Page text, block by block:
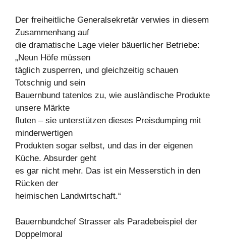
Der freiheitliche Generalsekretär verwies in diesem
Zusammenhang auf
die dramatische Lage vieler bäuerlicher Betriebe:
„Neun Höfe müssen
täglich zusperren, und gleichzeitig schauen
Totschnig und sein
Bauernbund tatenlos zu, wie ausländische Produkte
unsere Märkte
fluten – sie unterstützen dieses Preisdumping mit
minderwertigen
Produkten sogar selbst, und das in der eigenen
Küche. Absurder geht
es gar nicht mehr. Das ist ein Messerstich in den
Rücken der
heimischen Landwirtschaft.“
Bauernbundchef Strasser als Paradebeispiel der
Doppelmoral